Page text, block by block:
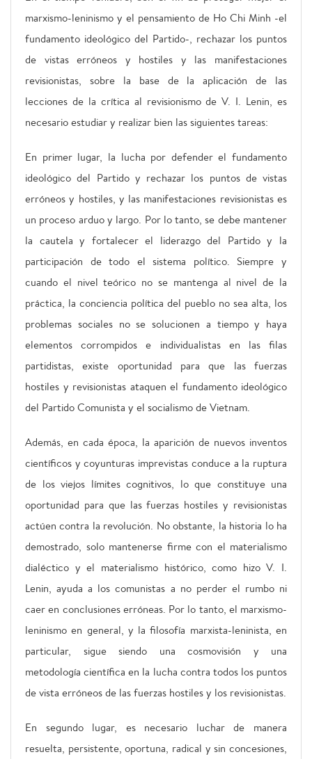
marxismo-leninismo y el pensamiento de Ho Chi Minh -el
fundamento ideológico del Partido-, rechazar los puntos
de vistas erróneos y hostiles y las manifestaciones
revisionistas, sobre la base de la aplicación de las
lecciones de la crítica al revisionismo de V. I. Lenin, es
necesario estudiar y realizar bien las siguientes tareas:
En primer lugar, la lucha por defender el fundamento
ideológico del Partido y rechazar los puntos de vistas
erróneos y hostiles, y las manifestaciones revisionistas es
un proceso arduo y largo. Por lo tanto, se debe mantener
la cautela y fortalecer el liderazgo del Partido y la
participación de todo el sistema político. Siempre y
cuando el nivel teórico no se mantenga al nivel de la
práctica, la conciencia política del pueblo no sea alta, los
problemas sociales no se solucionen a tiempo y haya
elementos corrompidos e individualistas en las filas
partidistas, existe oportunidad para que las fuerzas
hostiles y revisionistas ataquen el fundamento ideológico
del Partido Comunista y el socialismo de Vietnam.
Además, en cada época, la aparición de nuevos inventos
científicos y coyunturas imprevistas conduce a la ruptura
de los viejos límites cognitivos, lo que constituye una
oportunidad para que las fuerzas hostiles y revisionistas
actúen contra la revolución. No obstante, la historia lo ha
demostrado, solo mantenerse firme con el materialismo
dialéctico y el materialismo histórico, como hizo V. I.
Lenin, ayuda a los comunistas a no perder el rumbo ni
caer en conclusiones erróneas. Por lo tanto, el marxismo-
leninismo en general, y la filosofía marxista-leninista, en
particular, sigue siendo una cosmovisión y una
metodología científica en la lucha contra todos los puntos
de vista erróneos de las fuerzas hostiles y los revisionistas.
En segundo lugar, es necesario luchar de manera
resuelta, persistente, oportuna, radical y sin concesiones,